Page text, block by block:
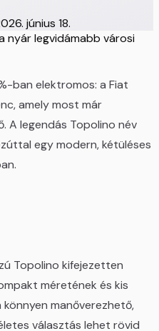
június 18.
ban elektromos: a Fiat
amely most már
A legendás Topolino név
egy modern, kétüléses
Topolino kifejezetten
méretének és kis
manőverezhető,
választás lehet rövid